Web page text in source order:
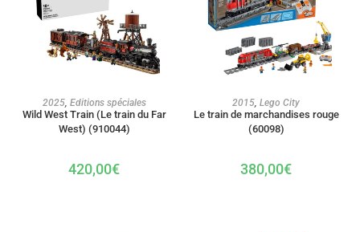
AJOUTER AU PANIER
2025, Editions spéciales
Wild West Train (Le train du Far
West) (910044)
420,00€
AJOUTER AU PANIER
2015, Lego City
Le train de marchandises rouge
(60098)
380,00€